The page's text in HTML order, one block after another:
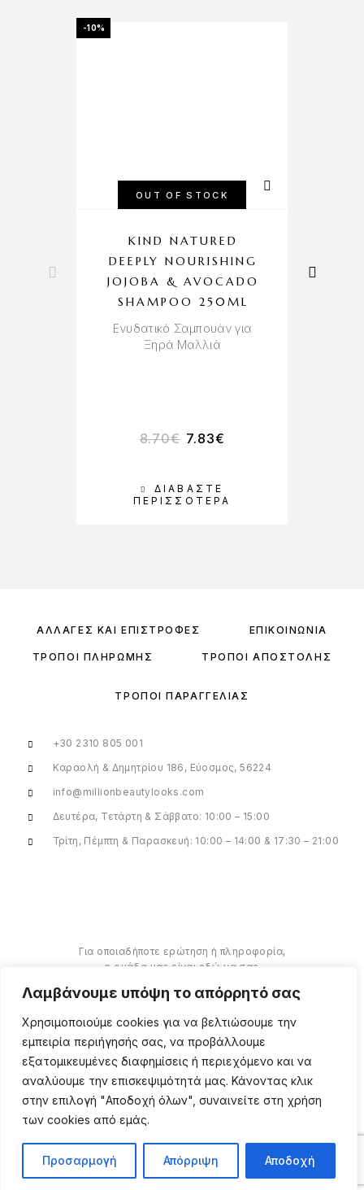
Λαμβάνουμε υπόψη το απόρρητό σας
Χρησιμοποιούμε cookies για να βελτιώσουμε την
εμπειρία περιήγησής σας, να προβάλλουμε
εξατομικευμένες διαφημίσεις ή περιεχόμενο και να
αναλύουμε την επισκεψιμότητά μας. Κάνοντας κλικ
στην επιλογή "Αποδοχή όλων", συναινείτε στη χρήση
των cookies από εμάς.
Προσαρμογή Απόρριψη Αποδοχή
-10%
OUT OF STOCK
ΔΙΑΒΆΣΤΕ
ΠΕΡΙΣΣΌΤΕΡΑ
KIND NATURED
DEEPLY NOURISHING
JOJOBA & AVOCADO
SHAMPOO 250ML
Ενυδατικό Σαμπουάν για
Ξηρά Μαλλιά
8.70€ 7.83€
ΑΛΛΑΓΈΣ ΚΑΙ ΕΠΙΣΤΡΟΦΈΣ ΕΠΙΚΟΙΝΩΝΊΑ
ΤΡΌΠΟΙ ΠΛΗΡΩΜΉΣ ΤΡΌΠΟΙ ΑΠΟΣΤΟΛΉΣ
ΤΡΌΠΟΙ ΠΑΡΑΓΓΕΛΊΑΣ
+30 2310 805 001
Καραολή & Δημητρίου 186, Εύοσμος, 56224
info@millionbeautylooks.com
Δευτέρα, Τετάρτη & Σάββατο: 10:00 – 15:00
Τρίτη, Πέμπτη & Παρασκευή: 10:00 – 14:00 & 17:30 – 21:00
Για οποιαδήποτε ερώτηση ή πληροφορία,
η ομάδα μας είναι εδώ να σας
βοηθήσουμε.
ΠΕΡΙΣΣΌΤΕΡΑ
Copyright ©2026Million
Reserved. Κατασκευή
Webgrams